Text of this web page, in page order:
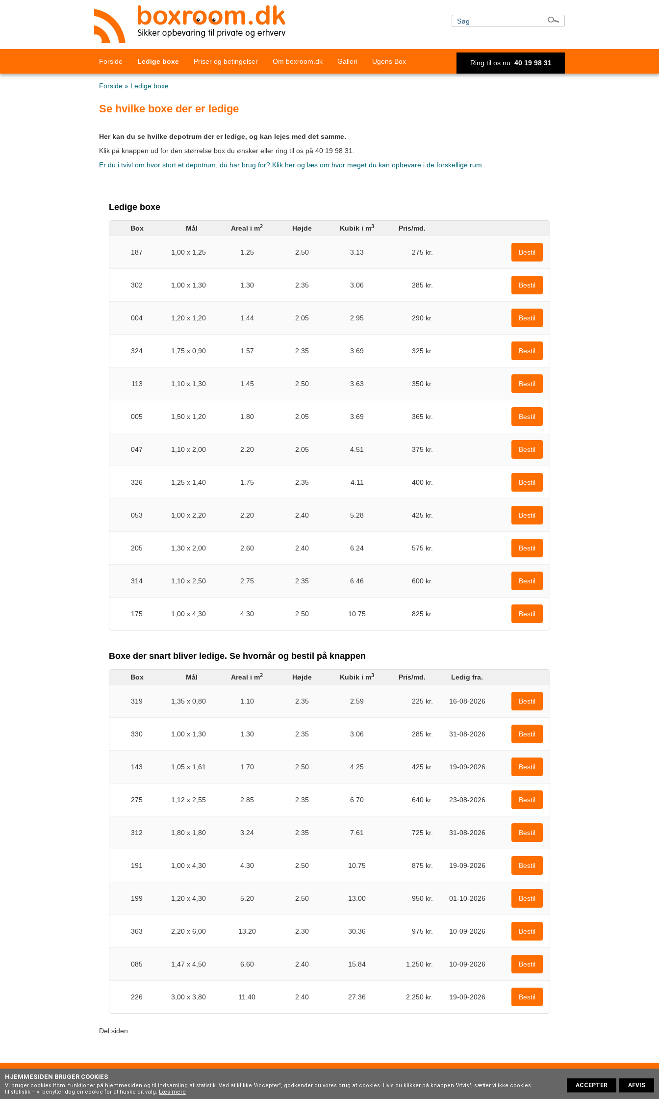
Forside Ledige boxe Priser og betingelser Om boxroom.dk Galleri Ugens Box Ring til os nu: 40 19 98 31
Forside » Ledige boxe
Se hvilke boxe der er ledige
Her kan du se hvilke depotrum der er ledige, og kan lejes med det samme.
Klik på knappen ud for den størrelse box du ønsker eller ring til os på 40 19 98 31.
Er du i tvivl om hvor stort et depotrum, du har brug for? Klik her og læs om hvor meget du kan opbevare i de forskellige rum.
Ledige boxe
Box Mål Areal i m2 Højde Kubik i m3 Pris/md.
187 1,00 x 1,25 1.25 2.50 3.13 275 kr. Bestil
302 1,00 x 1,30 1.30 2.35 3.06 285 kr. Bestil
004 1,20 x 1,20 1.44 2.05 2.95 290 kr. Bestil
324 1,75 x 0,90 1.57 2.35 3.69 325 kr. Bestil
113 1,10 x 1,30 1.45 2.50 3.63 350 kr. Bestil
005 1,50 x 1,20 1.80 2.05 3.69 365 kr. Bestil
047 1,10 x 2,00 2.20 2.05 4.51 375 kr. Bestil
326 1,25 x 1,40 1.75 2.35 4.11 400 kr. Bestil
053 1,00 x 2,20 2.20 2.40 5.28 425 kr. Bestil
205 1,30 x 2,00 2.60 2.40 6.24 575 kr. Bestil
314 1,10 x 2,50 2.75 2.35 6.46 600 kr. Bestil
175 1,00 x 4,30 4.30 2.50 10.75 825 kr. Bestil
Boxe der snart bliver ledige. Se hvornår og bestil på knappen
Box Mål Areal i m2 Højde Kubik i m3 Pris/md. Ledig fra.
319 1,35 x 0,80 1.10 2.35 2.59 225 kr. 16-08-2026 Bestil
330 1,00 x 1,30 1.30 2.35 3.06 285 kr. 31-08-2026 Bestil
143 1,05 x 1,61 1.70 2.50 4.25 425 kr. 19-09-2026 Bestil
275 1,12 x 2,55 2.85 2.35 6.70 640 kr. 23-08-2026 Bestil
312 1,80 x 1,80 3.24 2.35 7.61 725 kr. 31-08-2026 Bestil
191 1,00 x 4,30 4.30 2.50 10.75 875 kr. 19-09-2026 Bestil
199 1,20 x 4,30 5.20 2.50 13.00 950 kr. 01-10-2026 Bestil
363 2,20 x 6,00 13.20 2.30 30.36 975 kr. 10-09-2026 Bestil
085 1,47 x 4,50 6.60 2.40 15.84 1.250 kr. 10-09-2026 Bestil
226 3,00 x 3,80 11.40 2.40 27.36 2.250 kr. 19-09-2026 Bestil
Del siden:
Cookies og persondatapolitik
HJEMMESIDEN BRUGER COOKIES
Vi bruger cookies ifbm. funktioner på hjemmesiden og til indsamling af statistik. Ved at klikke "Accepter", godkender du vores brug af cookies. Hvis du klikker på knappen "Afvis", sætter vi ikke cookies
til statistik – vi benytter dog en cookie for at huske dit valg. Læs mere